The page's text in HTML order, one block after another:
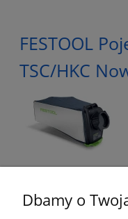
FESTOOL
TSC/HKC
Dbamy o